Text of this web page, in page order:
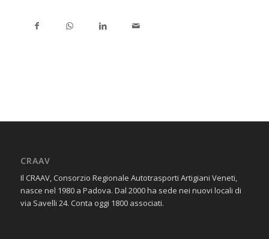
CRAAV
Il CRAAV, Consorzio Regionale Autotrasporti Artigiani Veneti,
nasce nel 1980 a Padova. Dal 2000 ha sede nei nuovi locali di
via Savelli 24. Conta oggi 1800 associati.